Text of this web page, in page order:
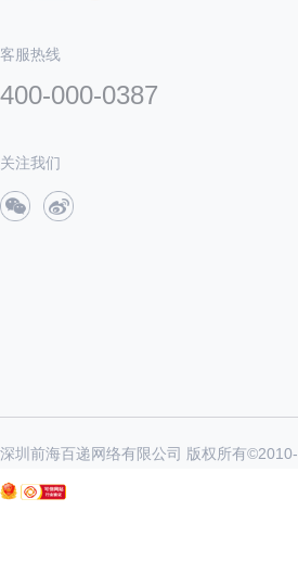
客服热线
400-000-0387
关注我们
深圳前海百递网络有限公司 版权所有©2010-